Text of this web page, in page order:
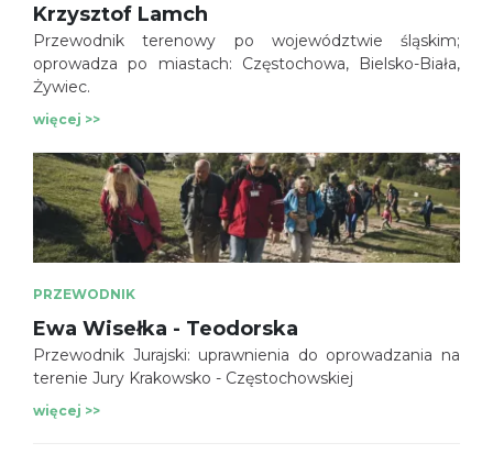
Krzysztof Lamch
Przewodnik terenowy po województwie śląskim;
oprowadza po miastach: Częstochowa, Bielsko-Biała,
Żywiec.
więcej >>
PRZEWODNIK
Ewa Wisełka - Teodorska
Przewodnik Jurajski: uprawnienia do oprowadzania na
terenie Jury Krakowsko - Częstochowskiej
więcej >>